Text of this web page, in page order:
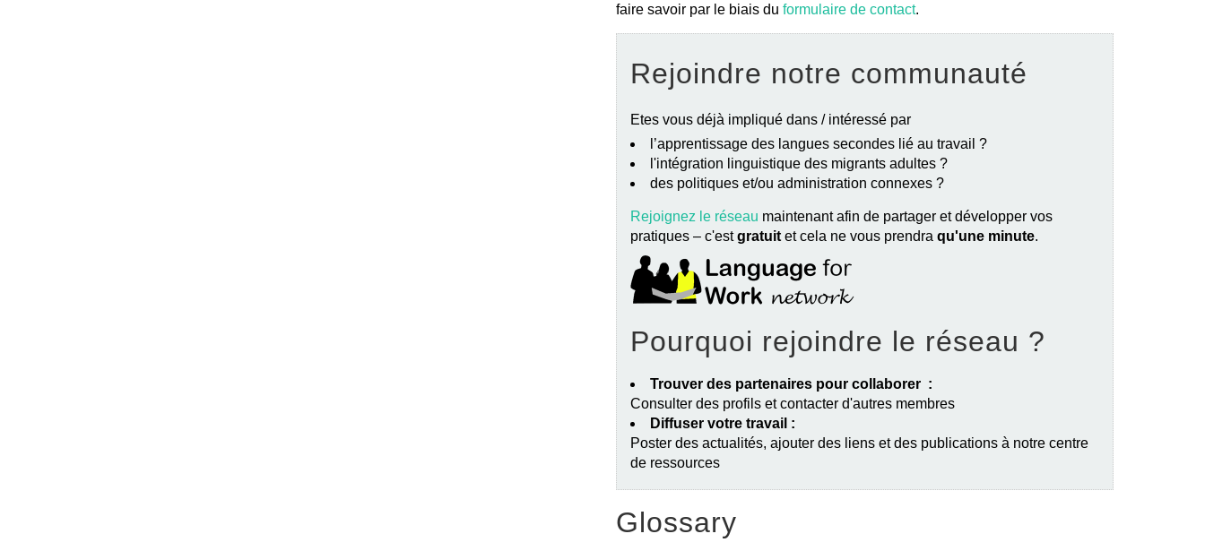
faire savoir par le biais du formulaire de contact.
Rejoindre notre communauté
Etes vous déjà impliqué dans / intéressé par
l’apprentissage des langues secondes lié au travail ?
l'intégration linguistique des migrants adultes ?
des politiques et/ou administration connexes ?
Rejoignez le réseau maintenant afin de partager et développer vos
pratiques – c'estgratuit et cela ne vous prendra qu'une minute.
Pourquoi rejoindre le réseau ?
Trouver des partenaires pour collaborer :
Consulter des profils et contacter d'autres membres
Diffuser votre travail :
Poster des actualités, ajouter des liens et des publications à notre centre
de ressources
Glossary